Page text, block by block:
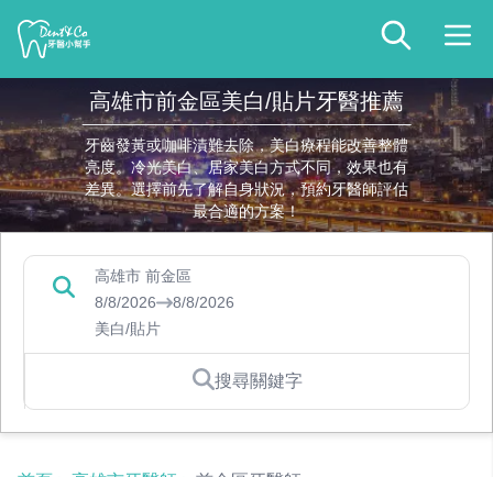
高雄市前金區美白/貼片牙醫推薦
牙齒發黃或咖啡漬難去除，美白療程能改善整體
亮度。冷光美白、居家美白方式不同，效果也有
差異。選擇前先了解自身狀況，預約牙醫師評估
最合適的方案！
高雄市 前金區
8/8/2026
8/8/2026
美白/貼片
搜尋關鍵字